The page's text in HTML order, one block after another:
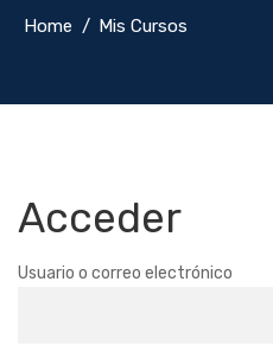
Home Mis Cursos
Acceder
Usuario o correo electrónico